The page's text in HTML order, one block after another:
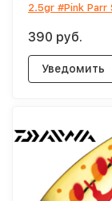
2.5gr #Pink Parr
390 руб.
Уведомить